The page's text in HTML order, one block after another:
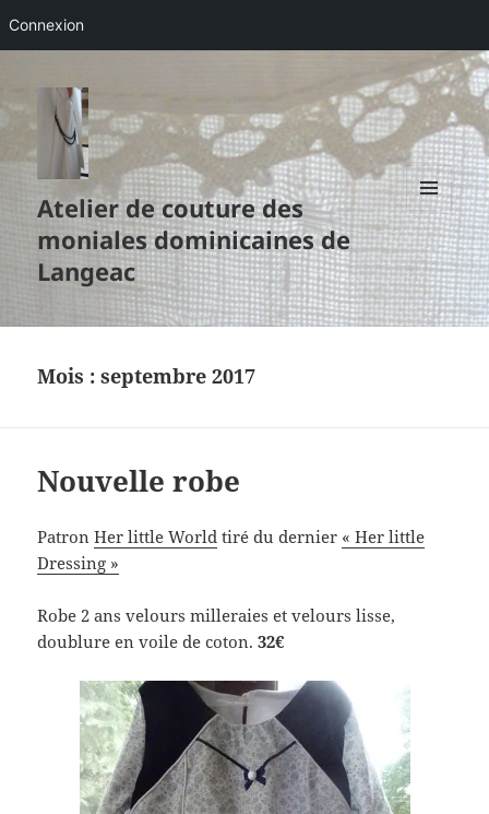
Connexion
Atelier de couture des
moniales dominicaines de
Langeac
MENU
ET
WIDGETS
Mois :septembre 2017
Nouvelle robe
PatronHer little World tiré du dernier « Her little
Dressing »
Robe 2 ans velours milleraies et velours lisse,
doublure en voile de coton.32€